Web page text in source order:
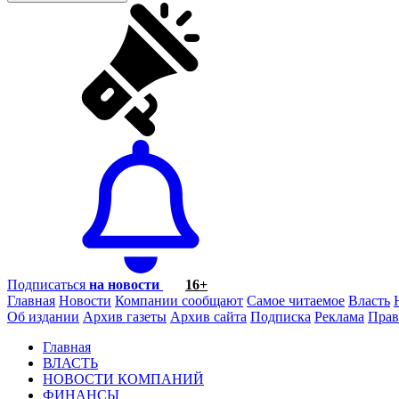
Подписаться на новости
16+
Главная Новости Компании сообщают Самое читаемое Власть
Об издании Архив газеты Архив сайта Подписка Реклама
Главная
ВЛАСТЬ
НОВОСТИ КОМПАНИЙ
ФИНАНСЫ